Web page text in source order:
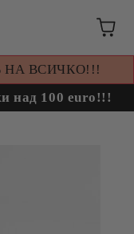
НА ВСИЧКО!!!
над 100 euro!!!